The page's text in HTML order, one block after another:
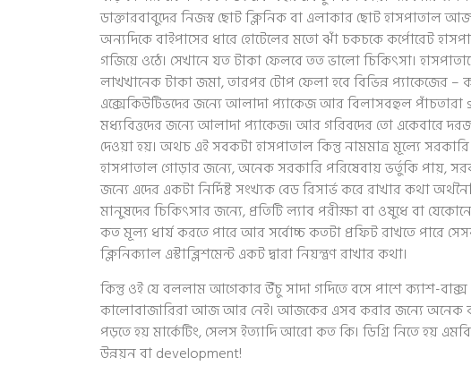
ডাক্তারবাবুদের নিজস্ব ছোট ক্লিনিক বা এলাকার ছোট হাসপাতাল
অন্যদিকে বাইপাসের ধারে হোটেলের মতো ঝাঁ চকচকে কর্পোরেট
গজিয়ে ওঠে। সেখানে যত টাকা ফেলবে তত ভালো চিকিৎসা।
লাখখানেক টাকা জমা, তারপর টোপ ফেলা হবে বিভিন্ন প্যাকেজের –
এক্সেকিউটিভদের জন্যে আলাদা প্যাকেজ আর বিলাসবহুল
মধ্যবিত্তদের জন্যে আলাদা প্যাকেজ। আর গরিবদের তো একেবারে
দেওয়া হয়। অথচ এই সবকটা হাসপাতাল কিন্তু নামমাত্র মূল্যে
হাসপাতাল গোড়ার জন্যে, অনেক সরকারি পরিষেবায় ভর্তুকি পায়,
জন্যে এদের একটা নির্দিষ্ট সংখ্যক বেড রিসার্ভ করে রাখার কথা
মানুষদের চিকিৎসার জন্যে, প্রতিটি ল্যাব পরীক্ষা বা ওষুধে বা
কত মূল্য ধার্য করতে পারে আর সর্বোচ্চ কতটা প্রফিট রাখতে পারে
ক্লিনিক্যাল এস্টাব্লিশমেন্ট একট দ্বারা নিয়ন্ত্রণ রাখার কথা।
কিন্তু ওই যে বললাম আগেকার উঁচু সাদা গদিতে বসে পাশে ক্যাশ-
কালোবাজারিরা আজ আর নেই। আজকের এসব করার জন্যে অনেক
পড়তে হয় মার্কেটিং, সেলস ইত্যাদি আরো কত কি। ডিগ্রি নিতে হয়
উন্নয়ন বা development!